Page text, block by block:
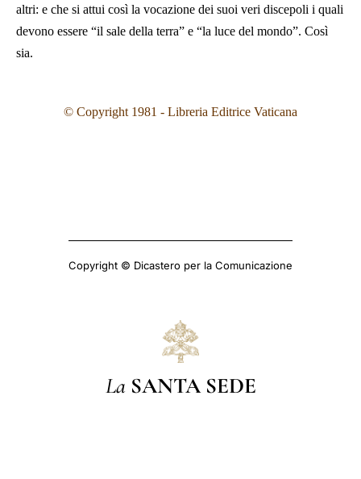
altri: e che si attui così la vocazione dei suoi veri discepoli i quali
devono essere “il sale della terra” e “la luce del mondo”. Così
sia.
© Copyright 1981 - Libreria Editrice Vaticana
Copyright © Dicastero per la Comunicazione
La SANTA SEDE